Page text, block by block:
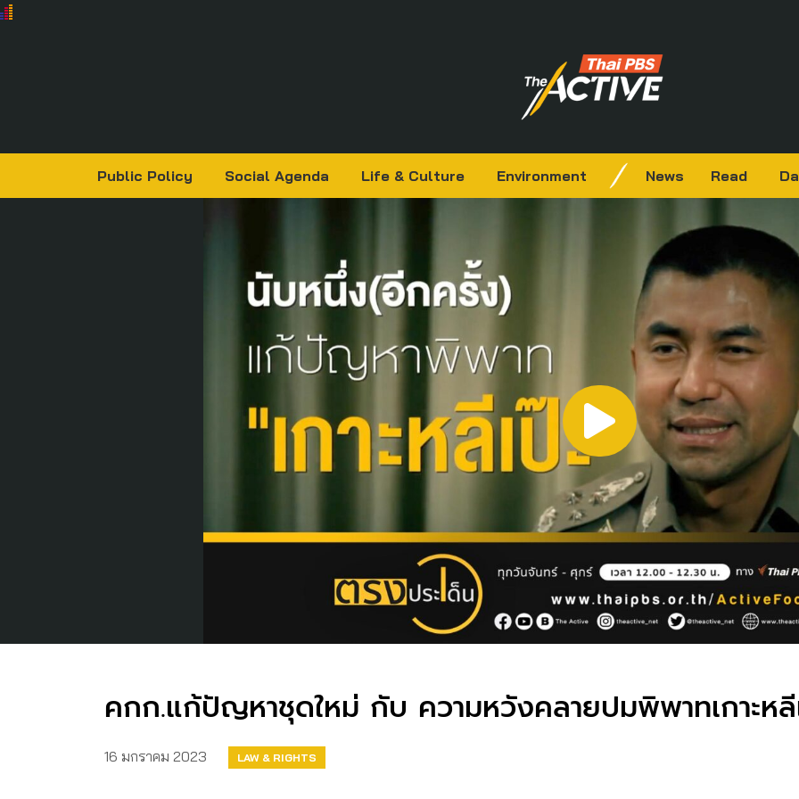
Public Policy Social Agenda Life & Culture Environment News Read
คกก.แก้ปัญหาชุดใหม่ กับ ความหวังคลายปมพิพาทเกาะหลี
16 มกราคม 2023 LAW & RIGHTS